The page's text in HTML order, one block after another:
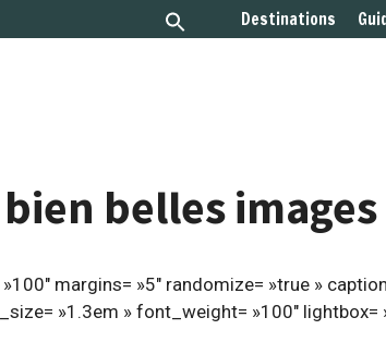
Destinations
bien belles
margins= »5″ randomize= »true »
»1.3em » font_weight= »100″ lightbox=